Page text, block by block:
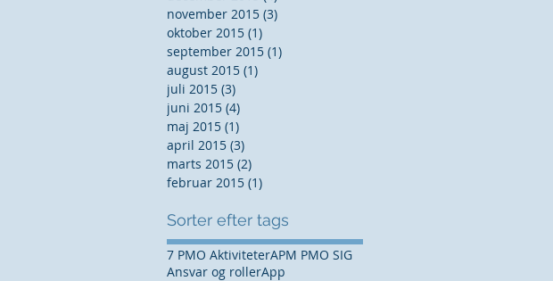
november 2015 (3)
oktober 2015 (1)
september 2015 (1)
august 2015 (1)
juli 2015 (3)
juni 2015 (4)
maj 2015 (1)
april 2015 (3)
marts 2015 (2)
februar 2015 (1)
Sorter efter tags
7 PMO AktiviteterAPM PMO SIG
Ansvar og rollerApp